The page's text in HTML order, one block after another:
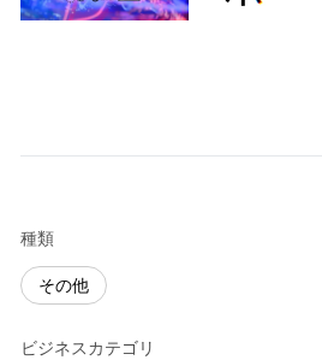
種類
その他
ビジネスカテゴリ